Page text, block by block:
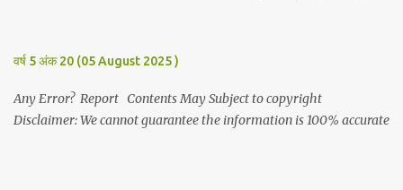
उपस्थित रहेंगे। Contents May Subject to copyright Disclaimer: We
वर्ष 5 अंक 20 (05 August 2025 )
Any Error? Report Contents May Subject to copyright
Disclaimer: We cannot guarantee the information is 100% accurate